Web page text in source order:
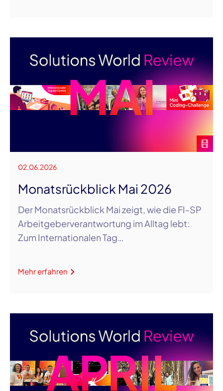
02.06.2026
Monatsrückblick Mai 2026
Der Monatsrückblick Mai zeigt, wie die FI-SP
Arbeitgeberverantwortung im Alltag lebt:
Zum Internationalen Tag…
Mehr erfahren